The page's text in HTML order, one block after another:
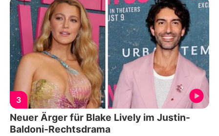
3
Neuer Ärger für Blake Lively im Justin-
Baldoni-Rechtsdrama